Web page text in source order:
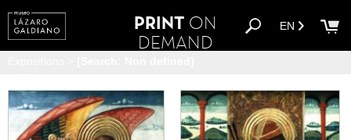
EN
PRINT ON
DEMAND